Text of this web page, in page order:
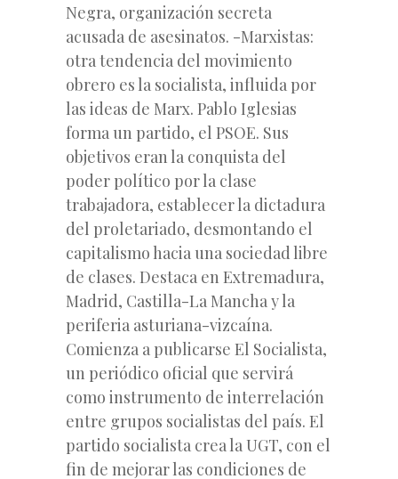
Negra, organización secreta
acusada de asesinatos. -Marxistas:
otra tendencia del movimiento
obrero es la socialista, influida por
las ideas de Marx. Pablo Iglesias
forma un partido, el PSOE. Sus
objetivos eran la conquista del
poder político por la clase
trabajadora, establecer la dictadura
del proletariado, desmontando el
capitalismo hacia una sociedad libre
de clases. Destaca en Extremadura,
Madrid, Castilla-La Mancha y la
periferia asturiana-vizcaína.
Comienza a publicarse El Socialista,
un periódico oficial que servirá
como instrumento de interrelación
entre grupos socialistas del país. El
partido socialista crea la UGT, con el
fin de mejorar las condiciones de